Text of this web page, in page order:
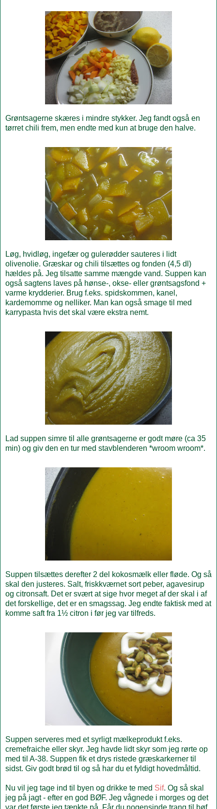
Grøntsagerne skæres i mindre stykker. Jeg fandt også en
tørret chili frem, men endte med kun at bruge den halve.
Løg, hvidløg, ingefær og gulerødder sauteres i lidt
olivenolie. Græskar og chili tilsættes og fonden (4,5 dl)
hældes på. Jeg tilsatte samme mængde vand. Suppen kan
også sagtens laves på hønse-, okse- eller grøntsagsfond +
varme krydderier. Brug f.eks. spidskommen, kanel,
kardemomme og nelliker. Man kan også smage til med
karrypasta hvis det skal være ekstra nemt.
Lad suppen simre til alle grøntsagerne er godt møre (ca 35
min) og giv den en tur med stavblenderen *wroom wroom*.
Suppen tilsættes derefter 2 del kokosmælk eller fløde. Og så
skal den justeres. Salt, friskkværnet sort peber, agavesirup
og citronsaft. Det er svært at sige hvor meget af der skal i af
det forskellige, det er en smagssag. Jeg endte faktisk med at
komme saft fra 1½ citron i før jeg var tilfreds.
Suppen serveres med et syrligt mælkeprodukt f.eks.
cremefraiche eller skyr. Jeg havde lidt skyr som jeg rørte op
med til A-38. Suppen fik et drys ristede græskarkerner til
sidst. Giv godt brød til og så har du et fyldigt hovedmåltid.
Nu vil jeg tage ind til byen og drikke te med Sif. Og så skal
jeg på jagt - efter en god BØF. Jeg vågnede i morges og det
var det første jeg tænkte på. Får du nogensinde trang til bøf